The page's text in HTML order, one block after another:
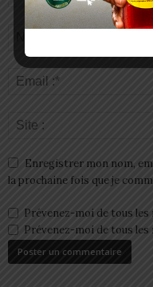
Enregistrer mon nom,
la prochaine fois que je
Prévenez-moi de tous
Prévenez-moi de tous